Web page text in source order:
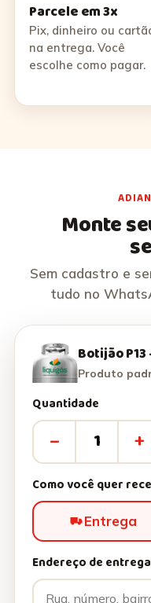
Parcele em 3x
Pix, dinheiro ou
na entrega. Você
escolhe como pagar.
Monte
Sem cadastro e
tudo no
Botijão P13
Produto
Quantidade
– +
Como você quer
Entrega
Endereço de entrega